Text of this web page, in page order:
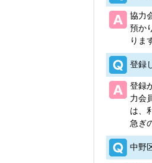
協力
預か
りま
登録
登録
力会
は、
急ぎ
中野